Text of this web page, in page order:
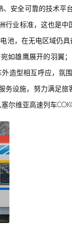
安全可靠的技术平
行业标准，这也是
池，在无电区域仍
雄鹰展开的羽翼
造型相互呼应，
设施，努力满足
尔维亚高速列车